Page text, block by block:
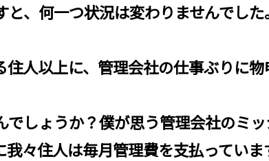
、何一つ状況は変わりませんでした
人以上に、管理会社の仕事ぶりに物
しょうか？僕が思う管理会社のミ
々住人は毎月管理費を支払っていま